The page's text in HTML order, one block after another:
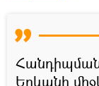
Երևանի